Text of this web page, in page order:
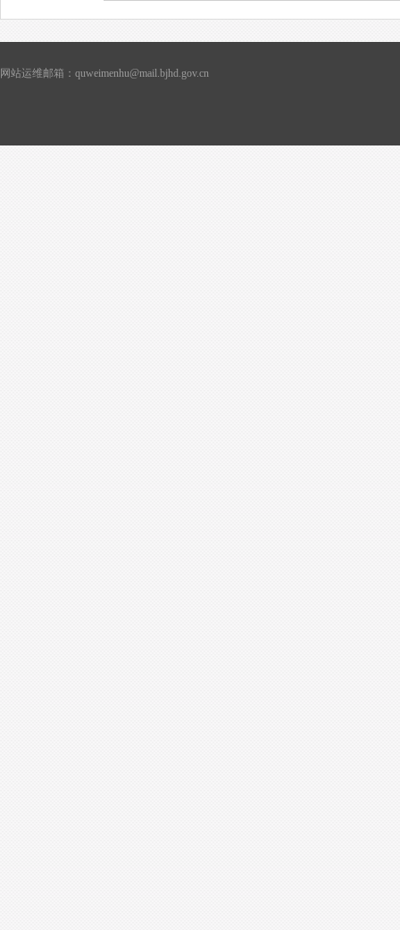
网站运维邮箱：quweimenhu@mail.bjhd.gov.cn